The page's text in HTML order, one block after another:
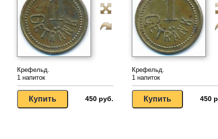
Крефельд.
1 напиток
450 руб.
Крефельд.
1 напиток
450